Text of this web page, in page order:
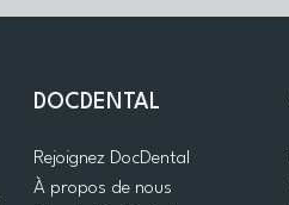
DOCDENTAL
Rejoignez DocDental
À propos de nous